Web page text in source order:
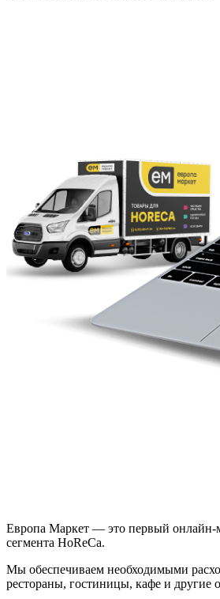
Европа Маркет — это первый онлайн-
сегмента HoReCa.
Мы обеспечиваем необходимыми
рестораны, гостиницы, кафе и другие